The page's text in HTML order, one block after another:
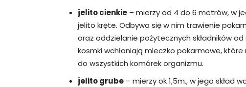
jelito cienkie – mierzy od 4 do 6 metrów, w
jelito kręte. Odbywa się w nim trawienie
oraz oddzielanie pożytecznych składników
kosmki wchłaniają mleczko pokarmowe,
do wszystkich komórek organizmu.
jelito grube – mierzy ok 1,5m., w jego skład